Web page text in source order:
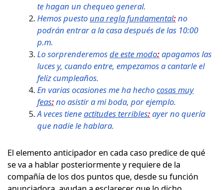
te hagan un chequeo general.
Hemos puesto una regla fundamental:no
podrán entrar a la casa después de las 10:00
p.m.
Lo sorprenderemosde este modo:apagamos las
luces y, cuando entre, empezamos a cantarle el
feliz cumpleaños.
En varias ocasiones me ha hechocosas muy
feas:no asistir a mi boda, por ejemplo.
A veces tieneactitudes terribles:ayer no quería
que nadie le hablara.
El elemento anticipador en cada caso predice de qué
se va a hablar posteriormente y requiere de la
compañía de los dos puntos que, desde su función